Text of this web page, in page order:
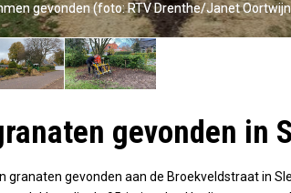
gevonden (foto: RTV Drenthe/Janet
gevonden (foto: RTV Drenthe/Janet
gevonden in
granaten gevonden aan de Broekveldstraat in